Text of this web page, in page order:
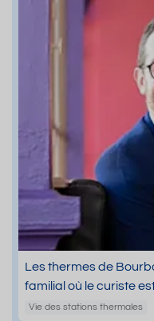
Les thermes de
familial où le curiste
Vie des stations thermales